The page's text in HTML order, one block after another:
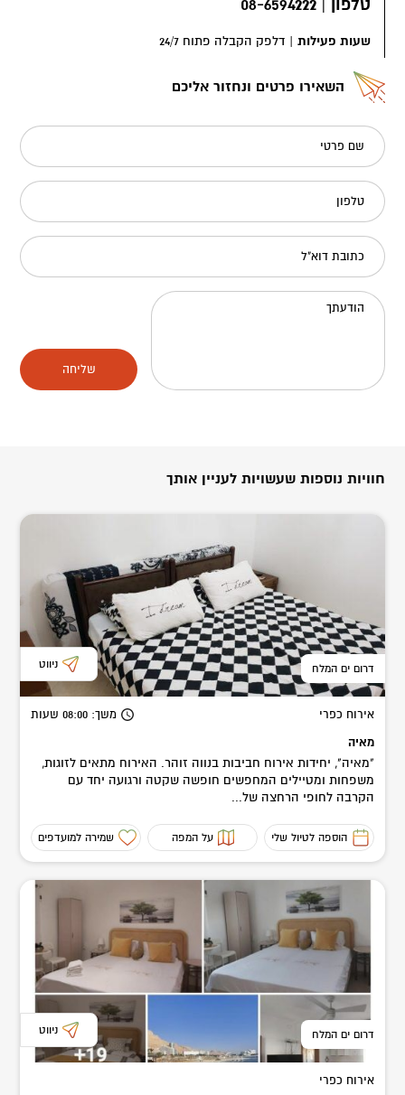
טלפון 08-6594222
שעות פעילות | דלפק הקבלה פתוח 24/7
השאירו פרטים ונחזור אליכם
שם פרטי
טלפון
כתובת דוא"ל
הודעתך
שליחה
חוויות נוספות שעשויות לעניין אותך
דרום ים המלח ניווט
אירוח כפרי משך: 08:00 שעות
מאיה
"מאיה", יחידות אירוח חביבות בנווה זוהר. האירוח מתאים לזוגות,
משפחות ומטיילים המחפשים חופשה שקטה ורגועה יחד עם
הקרבה לחופי הרחצה של...
הוספה לטיול שלי על המפה שמירה למועדפים
דרום ים המלח ניווט
אירוח כפרי